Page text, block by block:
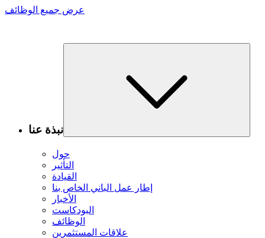
عرض جميع الوظائف
نبذة عنا
حول
التأثير
القيادة
إطار عمل الباني الخاص بنا
الأخبار
البودكاست
الوظائف
علاقات المستثمرين